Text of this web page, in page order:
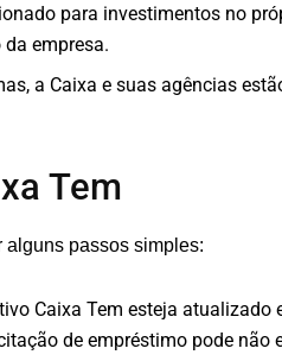
para investimentos no
empresa.
a Caixa e suas agências
Tem
alguns passos simples:
Caixa Tem esteja atualizado
de empréstimo pode não